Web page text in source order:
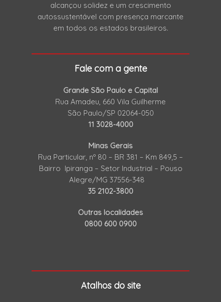
alcançou solidez e um crescimento
autossustentável com presença marcante
em todos os estados brasileiros.
Fale com a gente
Grande São Paulo e Capital
Rua Amadeu, 660 Vila Guilherme
São Paulo/SP 02064-050
11 3028-4000
Minas Gerais
Rua Particular, nº 80 – BR 381 – Km 849,5 –
Bairro Ipiranga – Setor Industrial – Pouso
Alegre/MG 37556-348
35 2102-3800
Outras localidades
0800 600 0900
Atalhos do site